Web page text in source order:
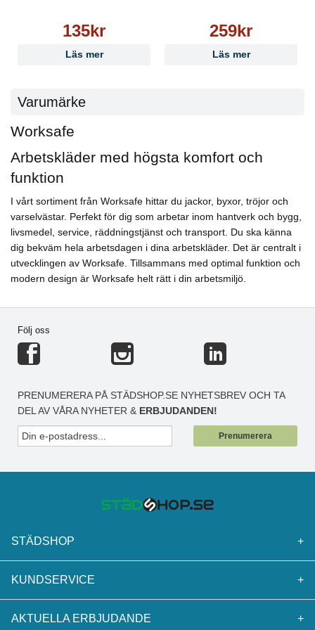
135kr
Läs mer
259kr
Läs mer
Varumärke
Worksafe
Arbetskläder med högsta komfort och
funktion
I vårt sortiment från Worksafe hittar du jackor, byxor, tröjor och
varselvästar. Perfekt för dig som arbetar inom hantverk och bygg,
livsmedel, service, räddningstjänst och transport. Du ska känna
dig bekväm hela arbetsdagen i dina arbetskläder. Det är centralt i
utvecklingen av Worksafe. Tillsammans med optimal funktion och
modern design är Worksafe helt rätt i din arbetsmiljö.
Följ oss
PRENUMERERA PÅ STÄDSHOP.SE NYHETSBREV OCH TA
DEL AV VÅRA NYHETER & ERBJUDANDEN!
Prenumerera
STÄDSHOP +
KUNDSERVICE +
AKTUELLA ERBJUDANDE +